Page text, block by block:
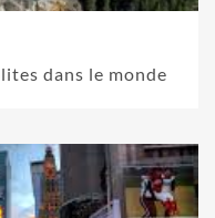
dans le monde